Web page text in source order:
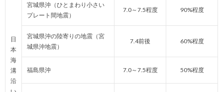
日
本
海
溝
沿
宮城県沖（ひとまわり小さい
プレート間地震）
7.0～7.5程度 90%程度
宮城県沖の陸寄りの地震（宮
城県沖地震）
7.4前後 60%程度
福島県沖 7.0～7.5程度 50%程度